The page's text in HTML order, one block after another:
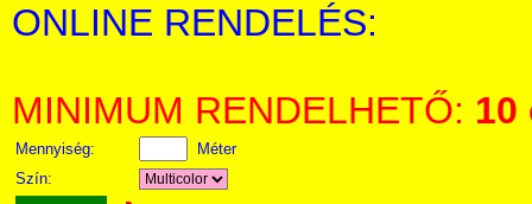
ONLINE RENDELÉS:
MINIMUM RENDELHETŐ: 10
Mennyiség:
Méter
Szín: